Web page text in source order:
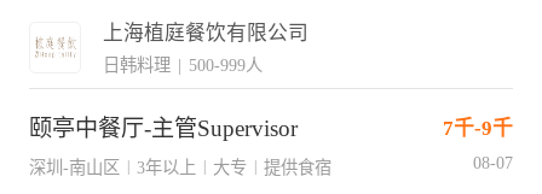
上海植庭餐饮有限公司
日韩料理 | 500-999人
颐亭中餐厅-主管Supervisor 7千-9千
深圳-南山区 3年以上 大专 提供食宿 08-07